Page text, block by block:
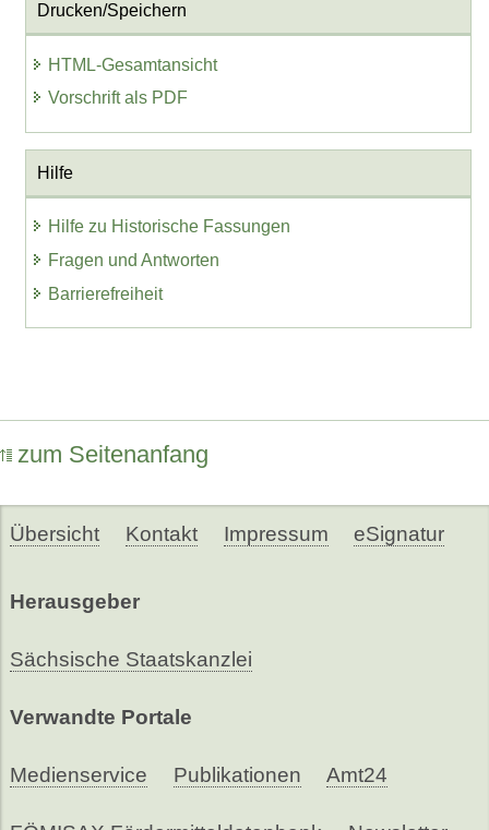
Drucken/Speichern
HTML-Gesamtansicht
Vorschrift als PDF
Hilfe
Hilfe zu Historische Fassungen
Fragen und Antworten
Barrierefreiheit
zum Seitenanfang
Übersicht Kontakt Impressum eSignatur
Herausgeber
Sächsische Staatskanzlei
Verwandte Portale
Medienservice Publikationen Amt24